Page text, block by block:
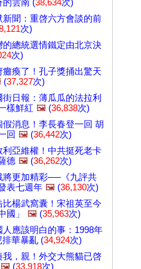
的雲南 (38,634次)
新聞：重啓六方會談的前
次)
的總統選情鐵定由北京決
次)
癱瘓了！孔子獎捅出驚天
(37,327次)
街日報：薄瓜瓜的法拉利
樣鮮紅 🖼️ (36,838次)
假消息！李長春登一回 胡
回 🖼️ (36,442次)
利亞維權！中共挺死老卡
德 🖼️ (36,262次)
將更加精彩──《九評共
表七週年 🖼️ (36,130次)
比楊武窩囊！宋祖英至今
國」
🖼️ (35,963次)
人應該明白的事：1998年
排華暴亂 (34,924次)
我，親！外交大熊貓已啓
🖼️ (33,918次)